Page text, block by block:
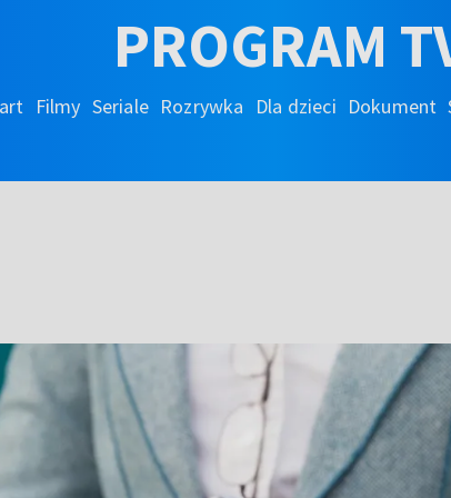
PROGRAM
Filmy Seriale Rozrywka Dla dzieci Dokument